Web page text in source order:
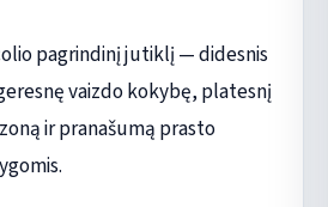
pagrindinį jutiklį — didesnis
vaizdo kokybę, platesnį
ir pranašumą prasto